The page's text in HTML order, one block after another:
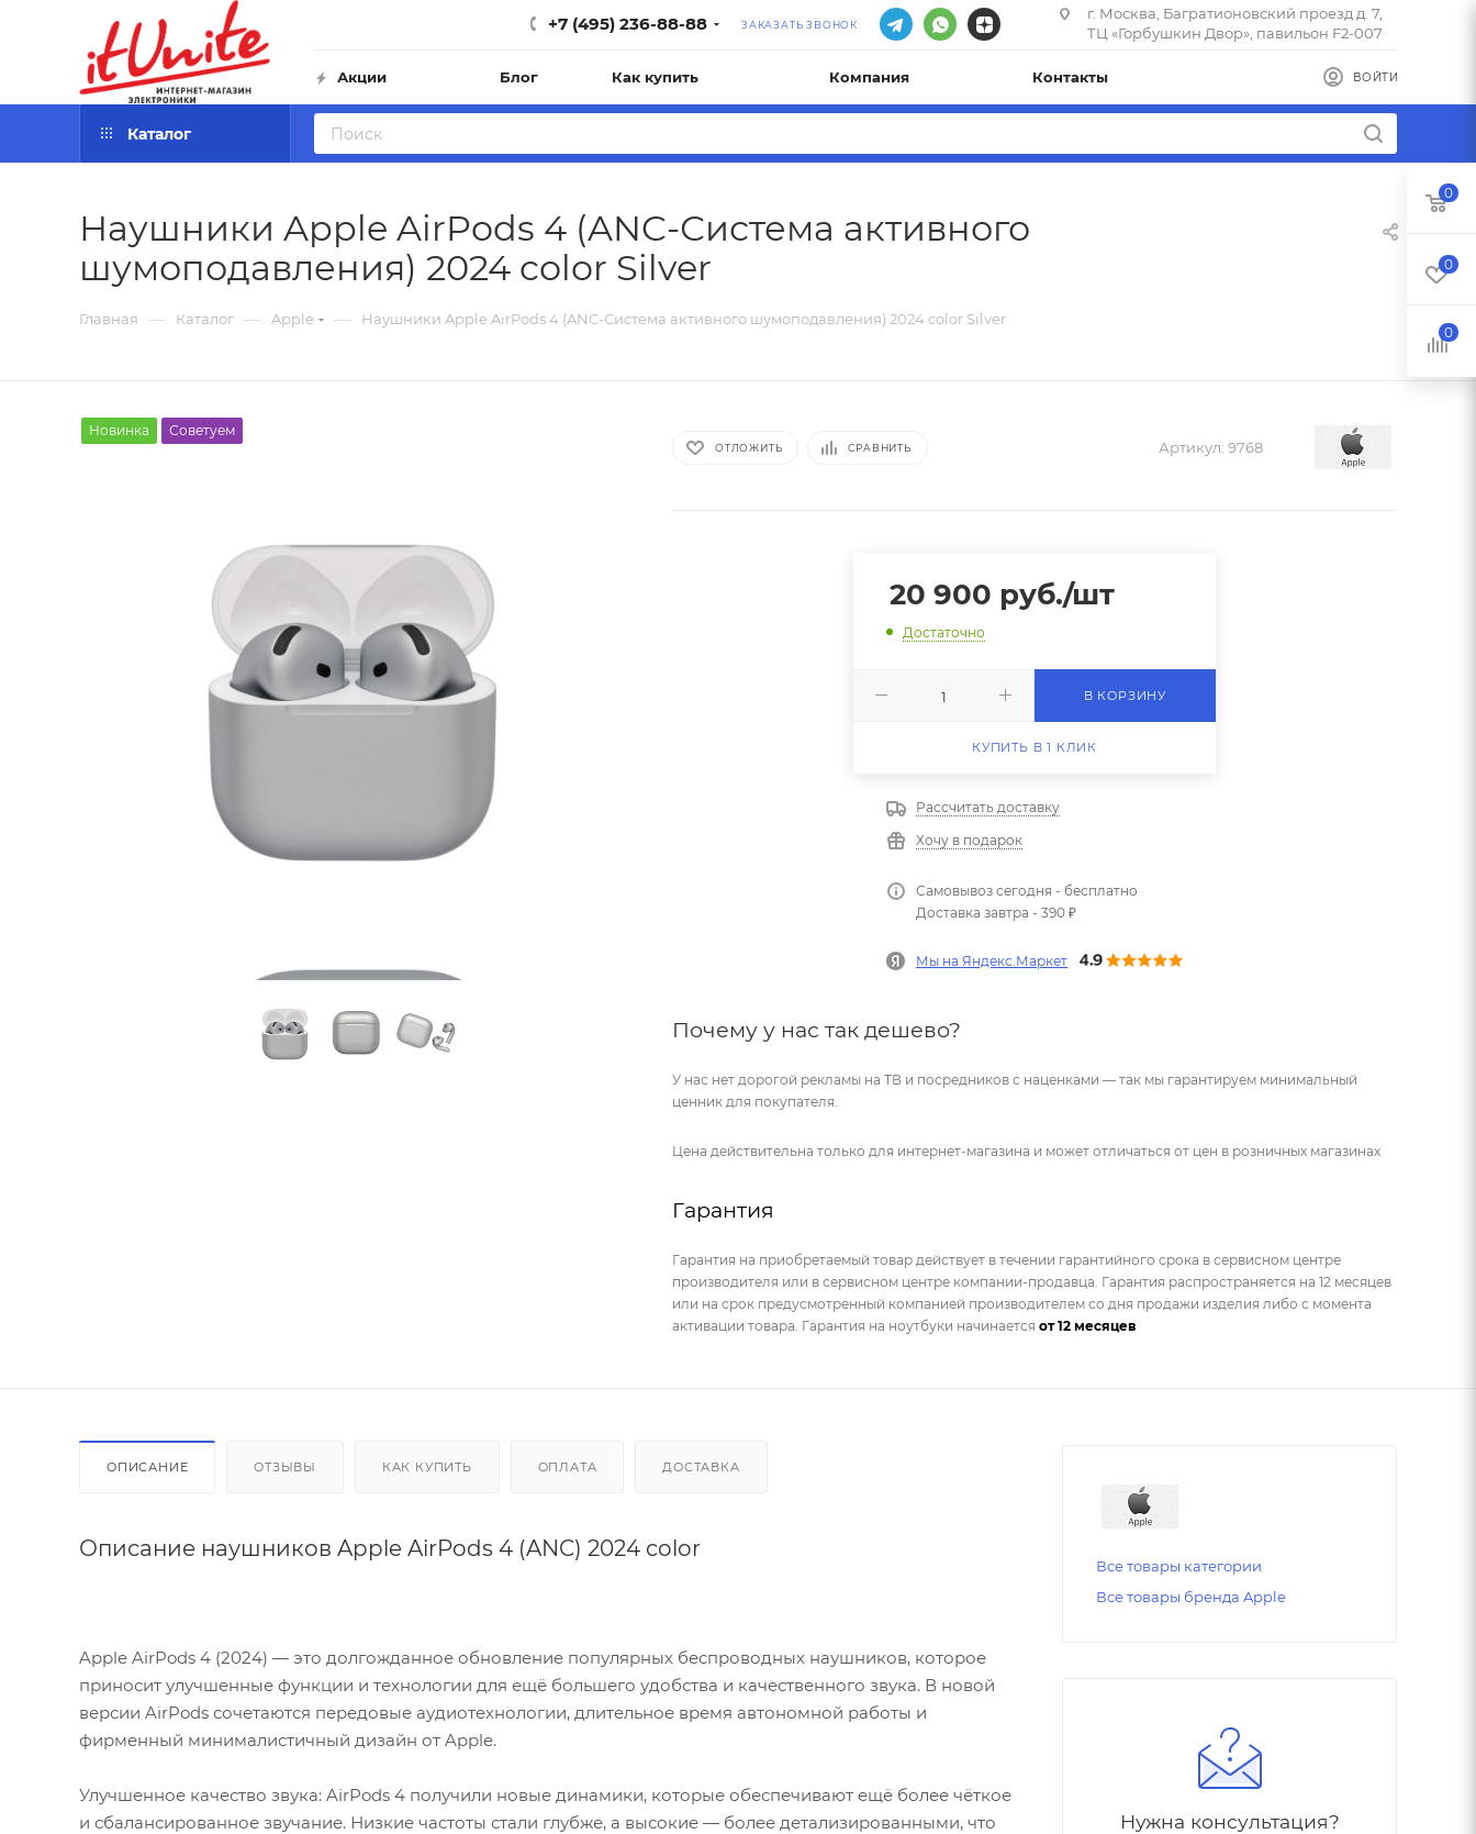
+7 (495) 236-88-88 ЗАКАЗАТЬ ЗВОНОК
г. Москва, Багратионовский проезд д. 7,
ТЦ «Горбушкин Двор», павильон F2-007
ВОЙТИ
Акции Блог Как купить Компания Контакты
Каталог
Наушники Apple AirPods 4 (ANC-Система активного
шумоподавления) 2024 color Silver
Главная — Каталог — Apple — Наушники Apple AirPods 4 (ANC-Система активного шумоподавления) 2024 color Silver
Новинка Советуем
ОТЛОЖИТЬ СРАВНИТЬ Артикул: 9768
20 900 руб./шт
Достаточно
В КОРЗИНУ
КУПИТЬ В 1 КЛИК
Рассчитать доставку
Хочу в подарок
Самовывоз сегодня - бесплатно
Доставка завтра - 390 ₽
Мы на Яндекс.Маркет
Почему у нас так дешево?
У нас нет дорогой рекламы на ТВ и посредников с наценками — так мы гарантируем минимальный
ценник для покупателя.
Цена действительна только для интернет-магазина и может отличаться от цен в розничных магазинах
Гарантия
Гарантия на приобретаемый товар действует в течении гарантийного срока в сервисном центре
производителя или в сервисном центре компании-продавца. Гарантия распространяется на 12 месяцев
или на срок предусмотренный компанией производителем со дня продажи изделия либо с момента
активации товара. Гарантия на ноутбуки начинается от 12 месяцев
ОПИСАНИЕ ОТЗЫВЫ КАК КУПИТЬ ОПЛАТА ДОСТАВКА
Описание наушников Apple AirPods 4 (ANC) 2024 color
Apple AirPods 4 (2024) — это долгожданное обновление популярных беспроводных наушников, которое
приносит улучшенные функции и технологии для ещё большего удобства и качественного звука. В новой
версии AirPods сочетаются передовые аудиотехнологии, длительное время автономной работы и
фирменный минималистичный дизайн от Apple.
Улучшенное качество звука: AirPods 4 получили новые динамики, которые обеспечивают ещё более чёткое
и сбалансированное звучание. Низкие частоты стали глубже, а высокие — более детализированными, что
Все товары категории
Все товары бренда Apple
Нужна консультация?
0
0
0